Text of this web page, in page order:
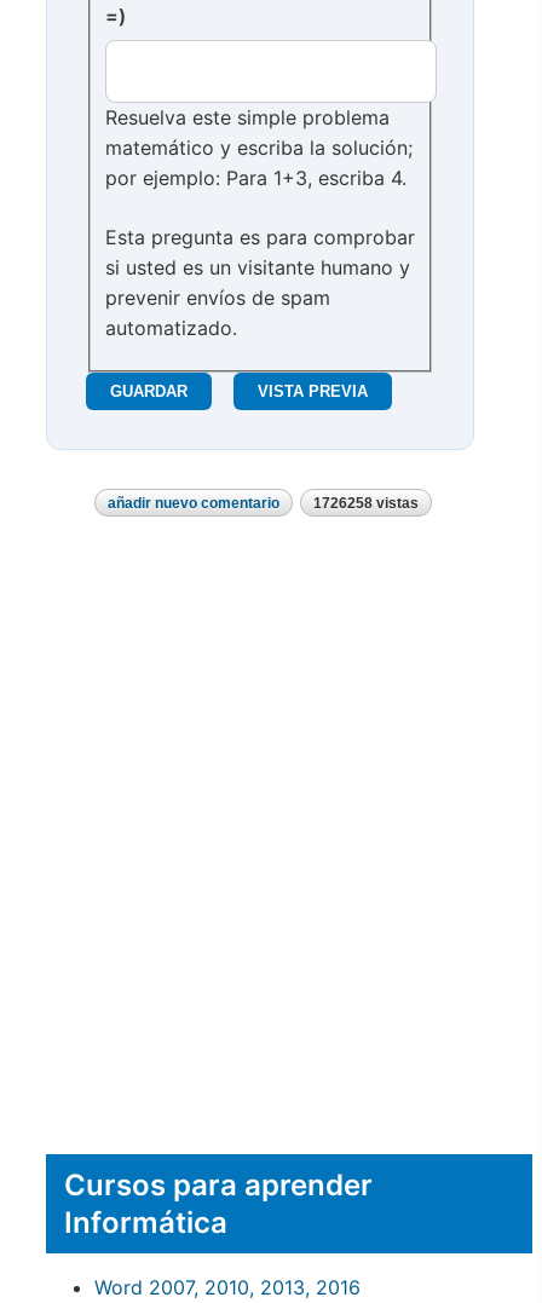
=)
Resuelva este simple problema
matemático y escriba la solución;
por ejemplo: Para 1+3, escriba 4.
Esta pregunta es para comprobar
si usted es un visitante humano y
prevenir envíos de spam
automatizado.
añadir nuevo comentario 1726258 vistas
Cursos para aprender
Informática
Word 2007, 2010, 2013, 2016